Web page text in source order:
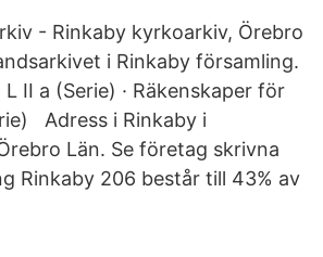
- Rinkaby kyrkoarkiv, Örebro
i Rinkaby församling.
II a (Serie) · Räkenskaper för
Adress i Rinkaby i
Län. Se företag skrivna
Rinkaby 206 består till 43% av